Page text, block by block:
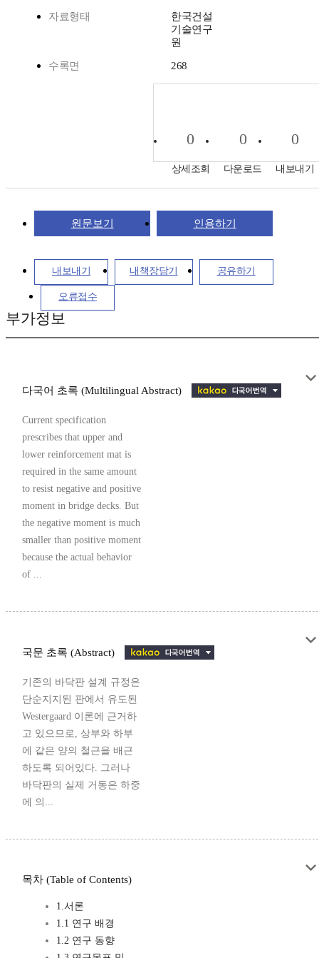
자료형태
한국건설
기술연구
원
수록면 268
0
상세조회
0
다운로드
0
내보내기
원문보기 인용하기
내보내기 내책장담기 공유하기
오류접수
부가정보
다국어 초록 (Multilingual Abstract)
Current specification
prescribes that upper and
lower reinforcement mat is
required in the same amount
to resist negative and positive
moment in bridge decks. But
the negative moment is much
smaller than positive moment
because the actual behavior
of ...
국문 초록 (Abstract)
기존의 바닥판 설계 규정은
단순지지된 판에서 유도된
Westergaard 이론에 근거하
고 있으므로, 상부와 하부
에 같은 양의 철근을 배근
하도록 되어있다. 그러나
바닥판의 실제 거동은 하중
에 의...
목차 (Table of Contents)
1.서론
1.1 연구 배경
1.2 연구 동향